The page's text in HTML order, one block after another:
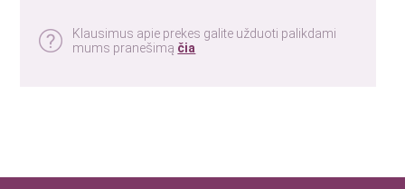
Klausimus apie prekes galite užduoti palikdami
mums pranešimą čia